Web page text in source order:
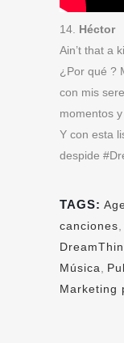
14. Héctor
Ain’t that a
¿Por qué ?
con mis
momentos
Y con esta
despide
TAGS:
canciones
Música
Marketing